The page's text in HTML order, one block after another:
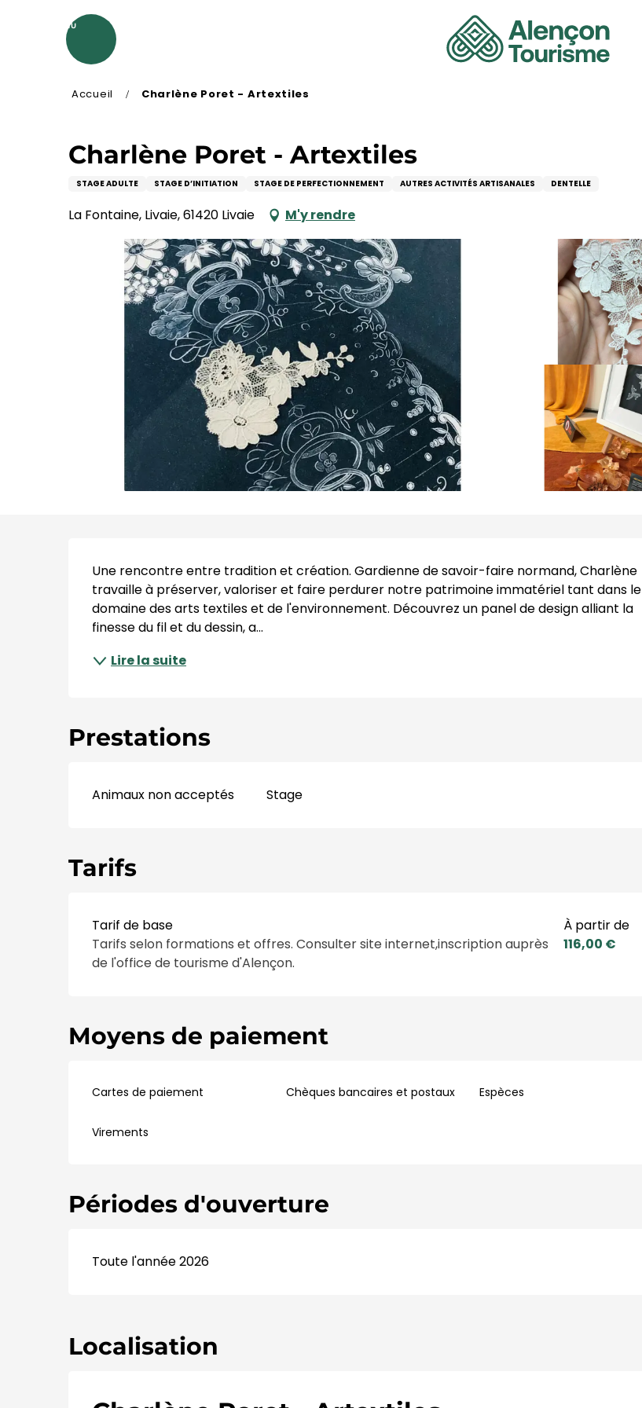
MENU
Accueil Charlène Poret - Artextiles
Charlène Poret - Artextiles
STAGE ADULTE STAGE D’INITIATION STAGE DE PERFECTIONNEMENT AUTRES ACTIVITÉS ARTISANALES DENTELLE
La Fontaine, Livaie, 61420 Livaie M'y rendre
Description
Une rencontre entre tradition et création. Gardienne de savoir-faire normand, Charlène
travaille à préserver, valoriser et faire perdurer notre patrimoine immatériel tant dans le
domaine des arts textiles et de l'environnement. Découvrez un panel de design alliant la
finesse du fil et du dessin, a...
Lire la suite
Prestations
Animaux non acceptés Stage
Tarifs
Tarif de base
Tarifs selon formations et offres. Consulter site internet,inscription auprès
de l'office de tourisme d'Alençon.
À partir de
116,00 €
Moyens de paiement
Cartes de paiement Chèques bancaires et postaux Espèces
Virements
Périodes d'ouverture
Toute l'année 2026
Localisation